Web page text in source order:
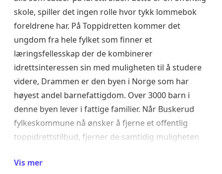
skole, spiller det ingen rolle hvor tykk lommebok
foreldrene har. På Toppidretten kommer det
ungdom fra hele fylket som finner et
læringsfellesskap der de kombinerer
idrettsinteressen sin med muligheten til å studere
videre, Drammen er den byen i Norge som har
høyest andel barnefattigdom. Over 3000 barn i
denne byen lever i fattige familier. Når Buskerud
fylkeskommune nå ønsker å fjerne et offentlig
toppidrettstilbud, fjerner de samtidig muligheten
treningskompiser. De som har penger, kan kjøpe
Vis mer